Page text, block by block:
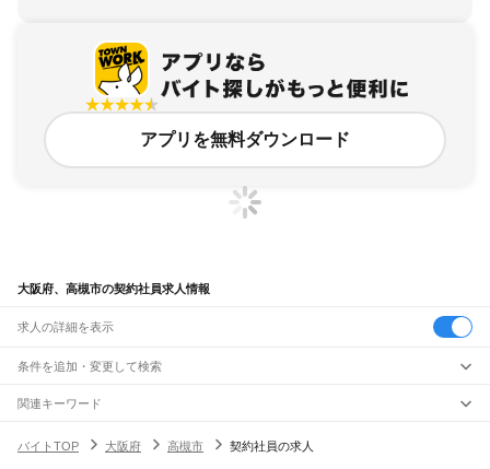
アプリを無料ダウンロード
大阪府、高槻市の契約社員求人情報
求人の詳細を表示
条件を追加・変更して検索
市区町村を追加・変更
大阪府すべて
駅を追加・変更
関連キーワード
大阪府 高槻市 正社員事務員大阪府 高槻市 現場作業員
バイトTOP 大阪府 高槻市 契約社員の求人